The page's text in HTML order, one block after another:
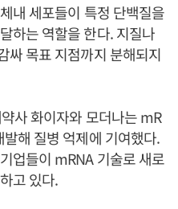
내 세포들이 특정 단백질을
하는 역할을 한다. 지질나
싸 목표 지점까지 분해되지
사 화이자와 모더나는 mR
해 질병 억제에 기여했다.
업들이 mRNA 기술로 새로
고 있다.